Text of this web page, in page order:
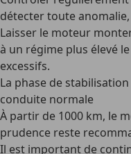
détecter toute
Laisser le moteur
à un régime plus élevé
excessifs.
La phase de
conduite normale
À partir de 1000 km, le
prudence reste
Il est important de